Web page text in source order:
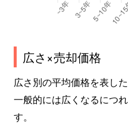
広さ×売却価格
広さ別の平均価格を表した
一般的には広くなるにつ
す。